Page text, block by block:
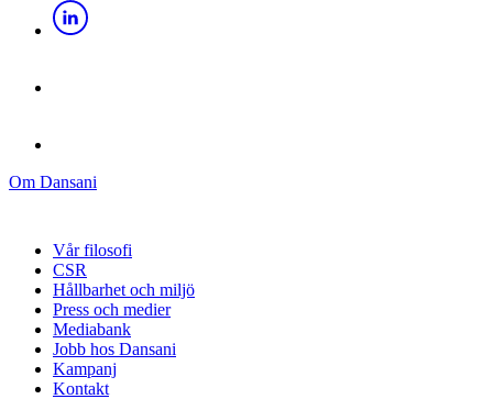
Om Dansani
Vår filosofi
CSR
Hållbarhet och miljö
Press och medier
Mediabank
Jobb hos Dansani
Kampanj
Kontakt